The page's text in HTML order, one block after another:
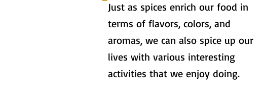
Just as spices enrich our food in
terms of flavors, colors, and
aromas, we can also spice up our
lives with various interesting
activities that we enjoy doing.